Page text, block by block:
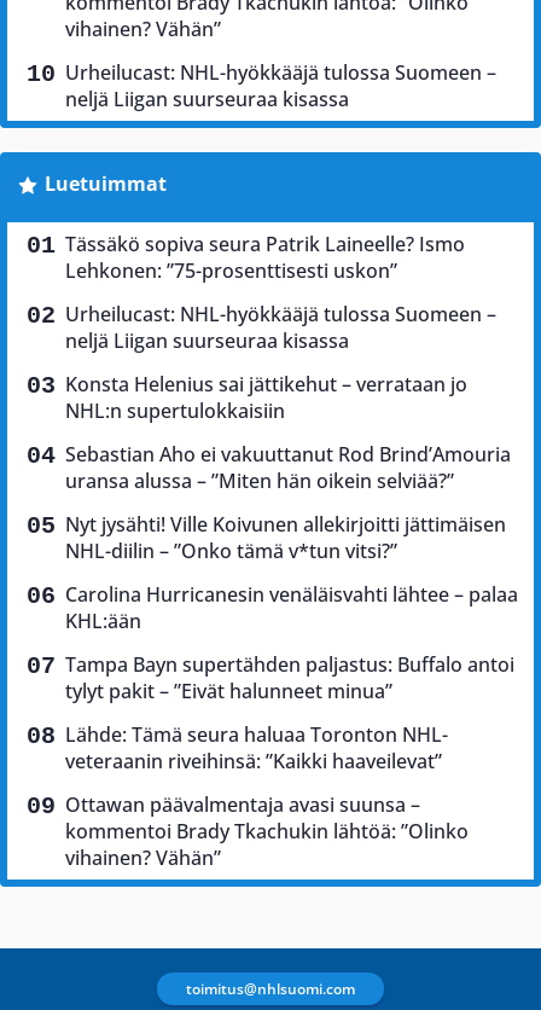
vihainen? Vähän”
Urheilucast: NHL-hyökkääjä tulossa Suomeen –
neljä Liigan suurseuraa kisassa
Luetuimmat
Tässäkö sopiva seura Patrik Laineelle? Ismo
Lehkonen: ”75-prosenttisesti uskon”
Urheilucast: NHL-hyökkääjä tulossa Suomeen –
neljä Liigan suurseuraa kisassa
Konsta Helenius sai jättikehut – verrataan jo
NHL:n supertulokkaisiin
Sebastian Aho ei vakuuttanut Rod Brind’Amouria
uransa alussa – ”Miten hän oikein selviää?”
Nyt jysähti! Ville Koivunen allekirjoitti jättimäisen
NHL-diilin – ”Onko tämä v*tun vitsi?”
Carolina Hurricanesin venäläisvahti lähtee – palaa
KHL:ään
Tampa Bayn supertähden paljastus: Buffalo antoi
tylyt pakit – ”Eivät halunneet minua”
Lähde: Tämä seura haluaa Toronton NHL-
veteraanin riveihinsä: ”Kaikki haaveilevat”
Ottawan päävalmentaja avasi suunsa –
kommentoi Brady Tkachukin lähtöä: ”Olinko
vihainen? Vähän”
toimitus@nhlsuomi.com